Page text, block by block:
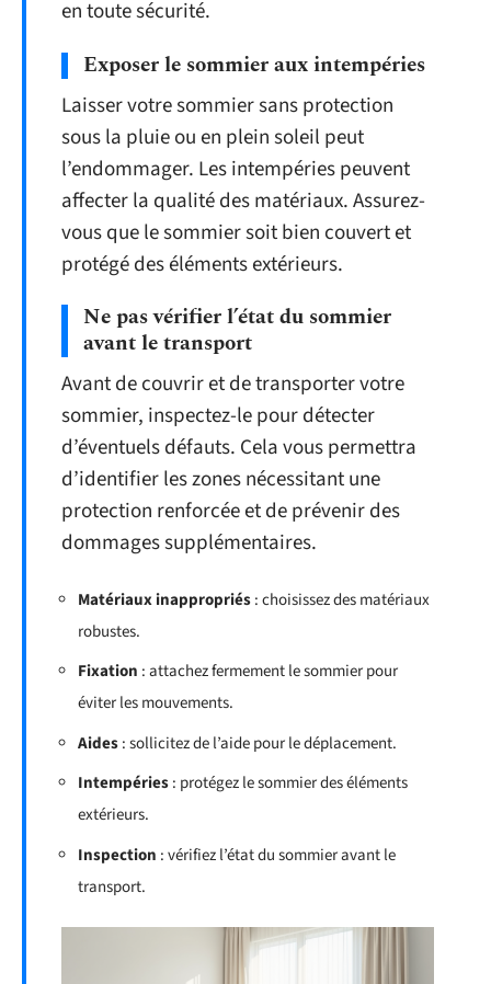
en toute sécurité.
Exposer le sommier aux intempéries
Laisser votre sommier sans protection
sous la pluie ou en plein soleil peut
l’endommager. Les intempéries peuvent
affecter la qualité des matériaux. Assurez-
vous que le sommier soit bien couvert et
protégé des éléments extérieurs.
Ne pas vérifier l’état du sommier
avant le transport
Avant de couvrir et de transporter votre
sommier, inspectez-le pour détecter
d’éventuels défauts. Cela vous permettra
d’identifier les zones nécessitant une
protection renforcée et de prévenir des
dommages supplémentaires.
Matériaux inappropriés: choisissez des matériaux
robustes.
Fixation : attachez fermement le sommier pour
éviter les mouvements.
Aides: sollicitez de l’aide pour le déplacement.
Intempéries: protégez le sommier des éléments
extérieurs.
Inspection : vérifiez l’état du sommier avant le
transport.